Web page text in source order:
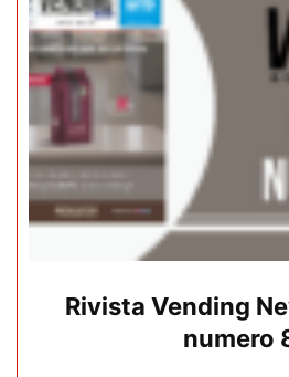
Rivista Vending
numero